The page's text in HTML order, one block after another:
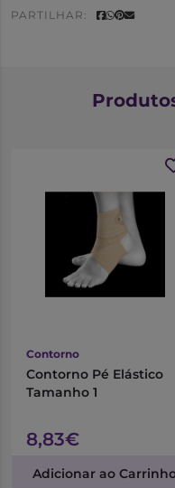
PARTILHAR:
Contorno
Contorno Pé Elástico
Tamanho 1
8,83€
Adicionar ao